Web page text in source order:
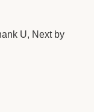
U, Next by